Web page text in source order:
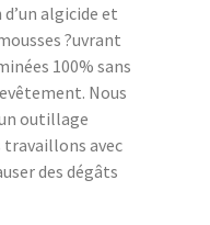
algicide et
?uvrant
100% sans
Nous
outillage
travaillons avec
des dégâts